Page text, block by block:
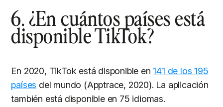
6. ¿En cuántos países está
disponible TikTok?
En 2020, TikTok está disponible en141 de los 195
países del mundo (Apptrace, 2020). La aplicación
también está disponible en 75 idiomas.